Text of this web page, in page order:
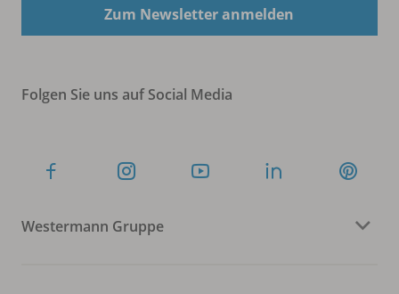
Zum Newsletter anmelden
Folgen Sie uns auf Social Media
Westermann Gruppe